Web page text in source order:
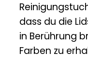
dass du die
in Berührung
Farben zu